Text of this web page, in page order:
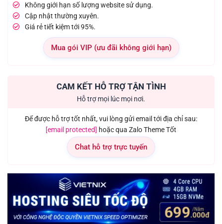
Không giới hạn số lượng website sử dụng.
Cập nhật thường xuyên.
Giá rẻ tiết kiệm tới 95%.
Mua gói VIP (ưu đãi không giới hạn)
CAM KẾT HỖ TRỢ TẬN TÌNH
Hỗ trợ mọi lúc mọi nơi.
Để được hỗ trợ tốt nhất, vui lòng gửi email tới địa chỉ sau:
[email protected] hoặc qua Zalo Theme Tốt
Chat hỗ trợ trực tuyến